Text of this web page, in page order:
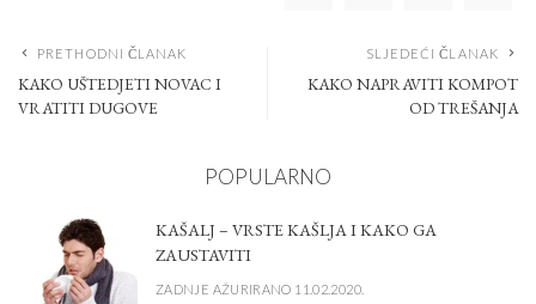
PRETHODNI ČLANAK
KAKO UŠTEDJETI NOVAC I
VRATITI DUGOVE
SLJEDEĆI ČLANAK
KAKO NAPRAVITI KOMPOT
OD TREŠANJA
POPULARNO
KAŠALJ – VRSTE KAŠLJA I KAKO GA
ZAUSTAVITI
ZADNJE AŽURIRANO 11.02.2020.